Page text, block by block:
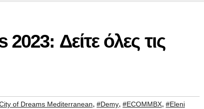
Δείτε όλες τις
of Dreams Mediterranean, #Demy, #ECOMMBX, #Eleni